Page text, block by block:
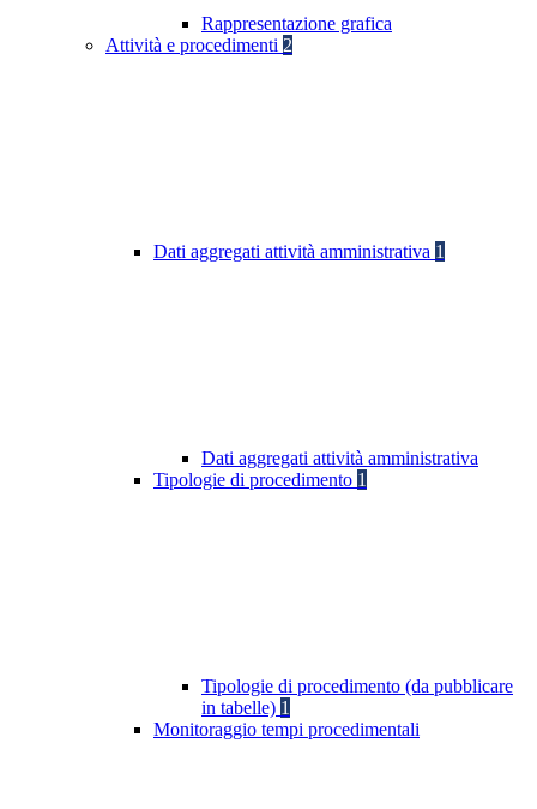
Rappresentazione grafica
Attività e procedimenti 2
Dati aggregati attività amministrativa 1
Dati aggregati attività amministrativa
Tipologie di procedimento 1
Tipologie di procedimento (da pubblicare
in tabelle) 1
Monitoraggio tempi procedimentali